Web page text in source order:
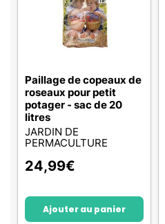
Paillage de copeaux de
roseaux pour petit
potager - sac de 20
litres
JARDIN DE
PERMACULTURE
24,99€
Ajouter au panier